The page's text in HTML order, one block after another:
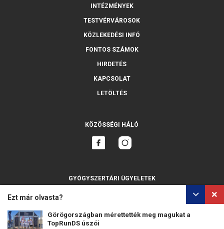
Ezt már olvasta?
Görögországban mérettették meg magukat a
TopRunDS úszói
INTÉZMÉNYEK
TESTVÉRVÁROSOK
KÖZLEKEDÉSI INFÓ
FONTOS SZÁMOK
HIRDETÉS
KAPCSOLAT
LETÖLTÉS
KÖZÖSSÉGI HÁLÓ
GYÓGYSZERTÁRI ÜGYELETEK